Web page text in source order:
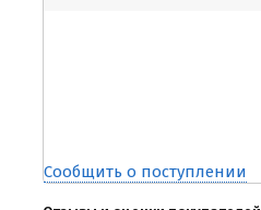
Сообщить о поступлении